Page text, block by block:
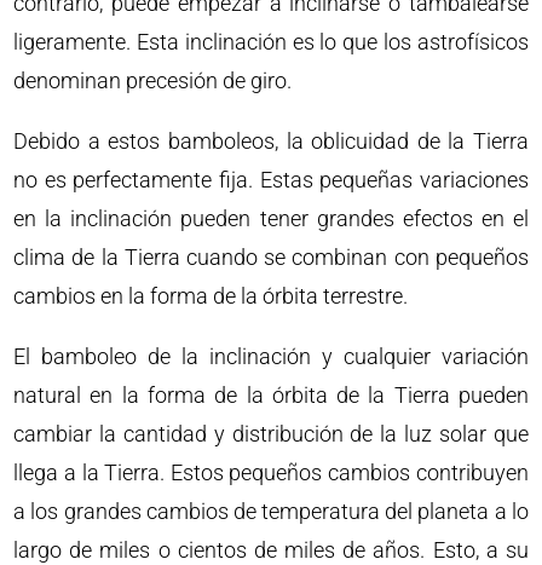
ligeramente. Esta inclinación es lo que los astrofísicos
denominan precesión de giro.
Debido a estos bamboleos, la oblicuidad de la Tierra
no es perfectamente fija. Estas pequeñas variaciones
en la inclinación pueden tener grandes efectos en el
clima de la Tierra cuando se combinan con pequeños
cambios en la forma de la órbita terrestre.
El bamboleo de la inclinación y cualquier variación
natural en la forma de la órbita de la Tierra pueden
cambiar la cantidad y distribución de la luz solar que
llega a la Tierra. Estos pequeños cambios contribuyen
a los grandes cambios de temperatura del planeta a lo
largo de miles o cientos de miles de años. Esto, a su